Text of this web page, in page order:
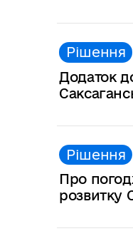
Рішення
Додаток
Рішення
Про
розвитку